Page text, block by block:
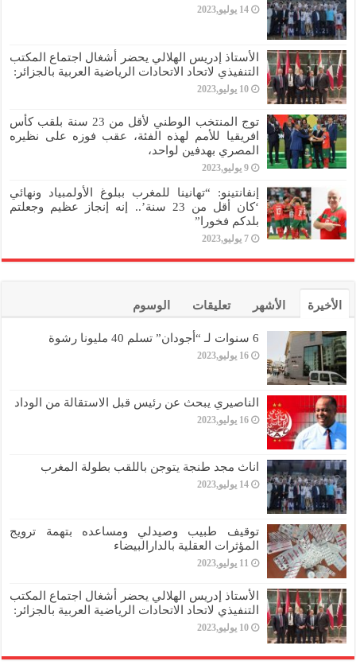
14 يوليو,2023
الأستاذ إدريس الهلالي يحضر أشغال اجتماع المكتب
التنفيذي لاتحاد الاتحادات الرياضية العربية بالجزائر:
10 يوليو,2023
توج المنتخب الوطني لأقل من 23 سنة بلقب كأس
افريقيا للأمم لهذه الفئة، عقب فوزه على نظيره
المصري بهدفين لواحد،
9 يوليو,2023
إنفانتينو: “تهانينا للمغرب ببلوغ الأولمبياد ونهائي
‘كان أقل من 23 سنة’.. إنه إنجاز عظيم وجعلتم
بلدكم فخورا”
7 يوليو,2023
الأخيرة الأشهر تعليقات الوسوم
6 سنوات لـ “أجودان” تسلم 40 مليونا رشوة
16 يوليو,2023
الناصيري يبحث عن رئيس قبل الاستقالة من الوداد
16 يوليو,2023
اناث مجد طنجة يتوجن باللقب بطولة المغرب
14 يوليو,2023
توقيف طبيب وصيدلي ومساعده بتهمة ترويج
المؤثرات العقلية بالدارالبيضاء
11 يوليو,2023
الأستاذ إدريس الهلالي يحضر أشغال اجتماع المكتب
التنفيذي لاتحاد الاتحادات الرياضية العربية بالجزائر:
10 يوليو,2023